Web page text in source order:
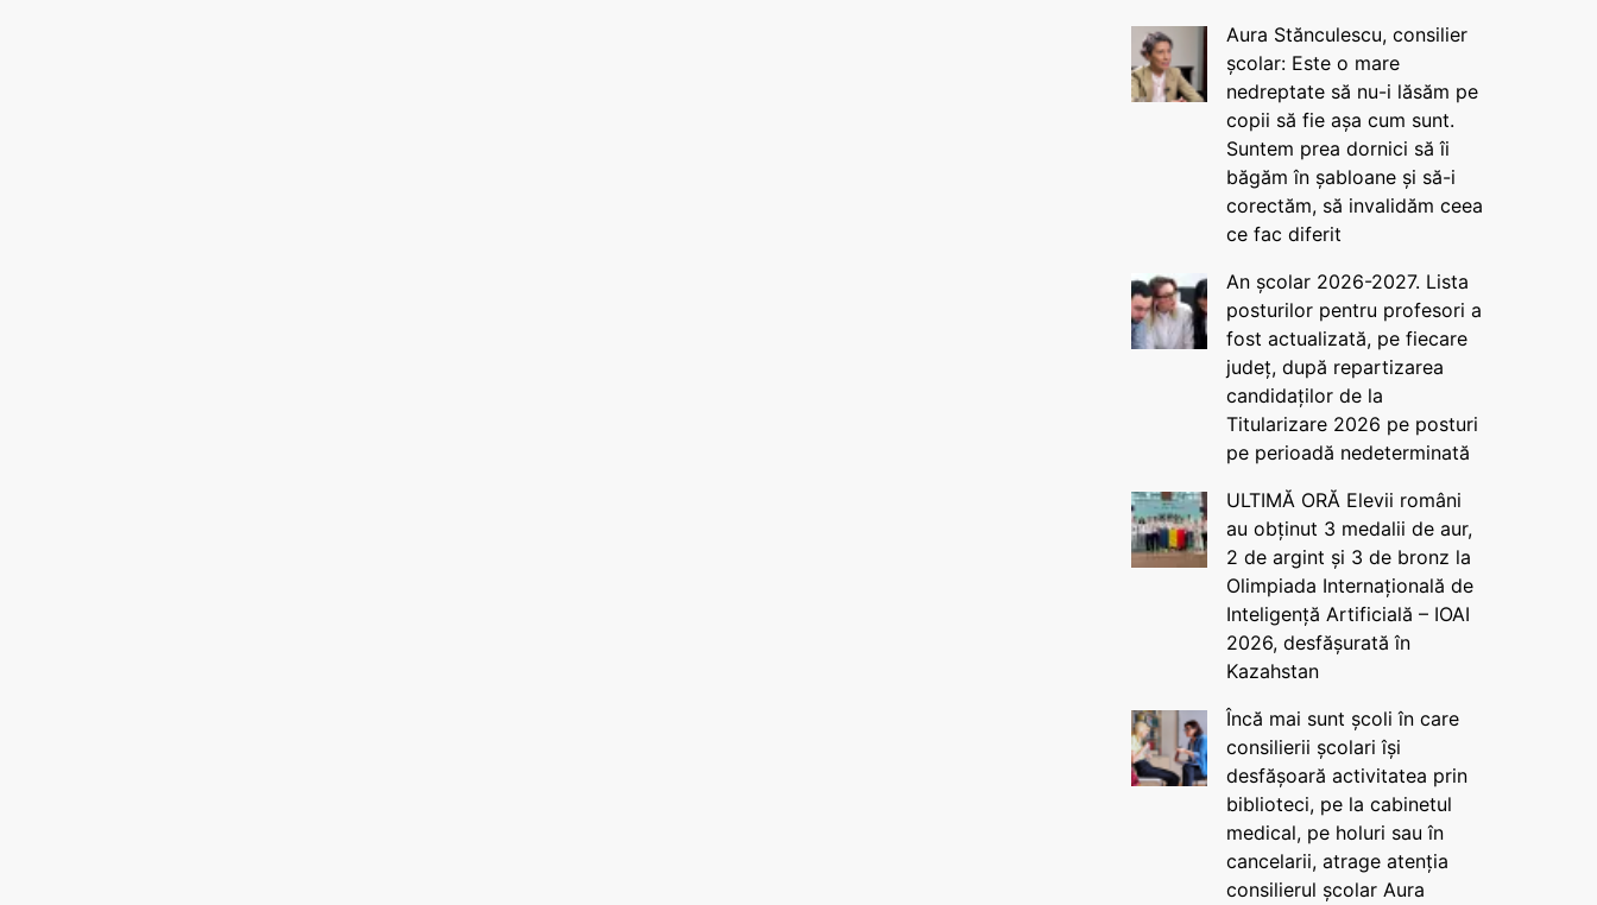
Aura Stănculescu, consilier
școlar: Este o mare
nedreptate să nu-i lăsăm pe
copii să fie așa cum sunt.
Suntem prea dornici să îi
băgăm în șabloane și să-i
corectăm, să invalidăm ceea
ce fac diferit
An școlar 2026-2027. Lista
posturilor pentru profesori a
fost actualizată, pe fiecare
județ, după repartizarea
candidaților de la
Titularizare 2026 pe posturi
pe perioadă nedeterminată
ULTIMĂ ORĂ Elevii români
au obținut 3 medalii de aur,
2 de argint și 3 de bronz la
Olimpiada Internațională de
Inteligență Artificială – IOAI
2026, desfășurată în
Kazahstan
Încă mai sunt școli în care
consilierii școlari își
desfășoară activitatea prin
biblioteci, pe la cabinetul
medical, pe holuri sau în
cancelarii, atrage atenția
consilierul școlar Aura